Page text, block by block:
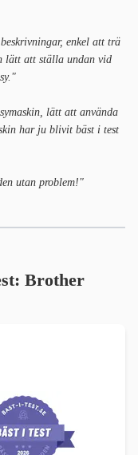
enkel att trä
lätt att ställa undan vid
lätt att använda
har ju blivit bäst i test
utan problem!"
Brother